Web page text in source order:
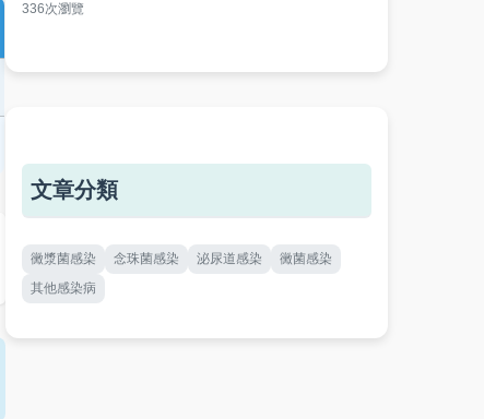
336次瀏覽
文章分類
黴漿菌感染 念珠菌感染 泌尿道感染
黴菌感染
其他感染病